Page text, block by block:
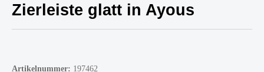
Zierleiste glatt in Ayous
Artikelnummer: 197462